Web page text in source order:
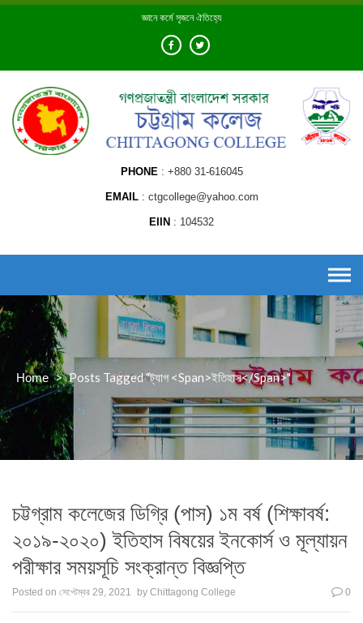
Skip
জ্ঞানে কর্মে সৃজনে ঐতিহ্যে
PHONE +880 31-616045
EMAIL ctgcollege@yahoo.com
EIIN 104532
Home > Posts Tagged "ট্যাগ <span>ইতিহাস</span>"
চট্টগ্রাম কলেজের ডিগ্রি (পাস) ১ম বর্ষ (শিক্ষাবর্ষ:
২০১৯-২০২০) ইতিহাস বিষয়ের ইনকোর্স ও মূল্যায়ন
পরীক্ষার সময়সূচি সংক্রান্ত বিজ্ঞপ্তি
Posted on সেপ্টেম্বর 29, 2021 by Chittagong College 0